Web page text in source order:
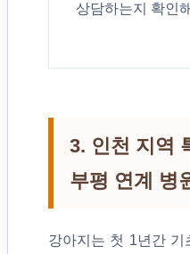
상담하는지 확인
3. 인천 지역
부평 연계 병
강아지는 첫 1년간